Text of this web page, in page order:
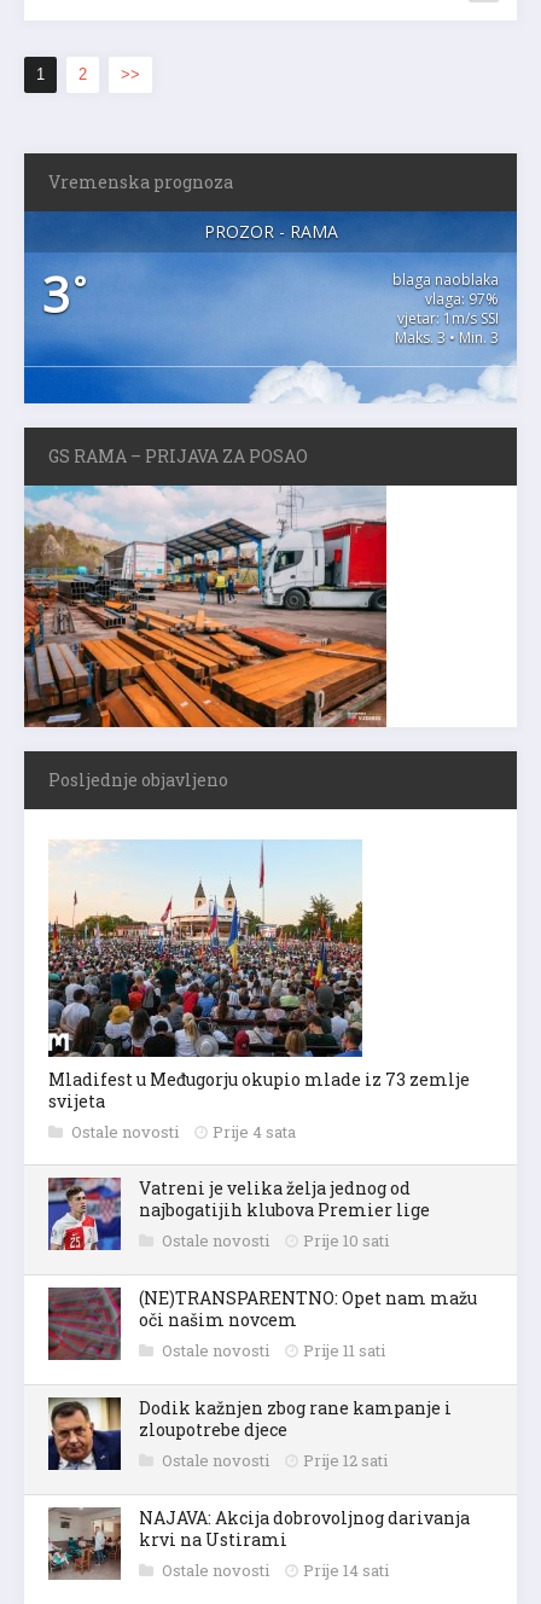
1 2 >>
Vremenska prognoza
PROZOR - RAMA
3°
blaga naoblaka
vlaga: 97%
vjetar: 1m/s SSI
Maks. 3 • Min. 3
GS RAMA – PRIJAVA ZA POSAO
Posljednje objavljeno
Mladifest u Međugorju okupio mlade iz 73 zemlje
svijeta
Ostale novosti Prije 4 sata
Vatreni je velika želja jednog od
najbogatijih klubova Premier lige
Ostale novosti Prije 10 sati
(NE)TRANSPARENTNO: Opet nam mažu
oči našim novcem
Ostale novosti Prije 11 sati
Dodik kažnjen zbog rane kampanje i
zloupotrebe djece
Ostale novosti Prije 12 sati
NAJAVA: Akcija dobrovoljnog darivanja
krvi na Ustirami
Ostale novosti Prije 14 sati